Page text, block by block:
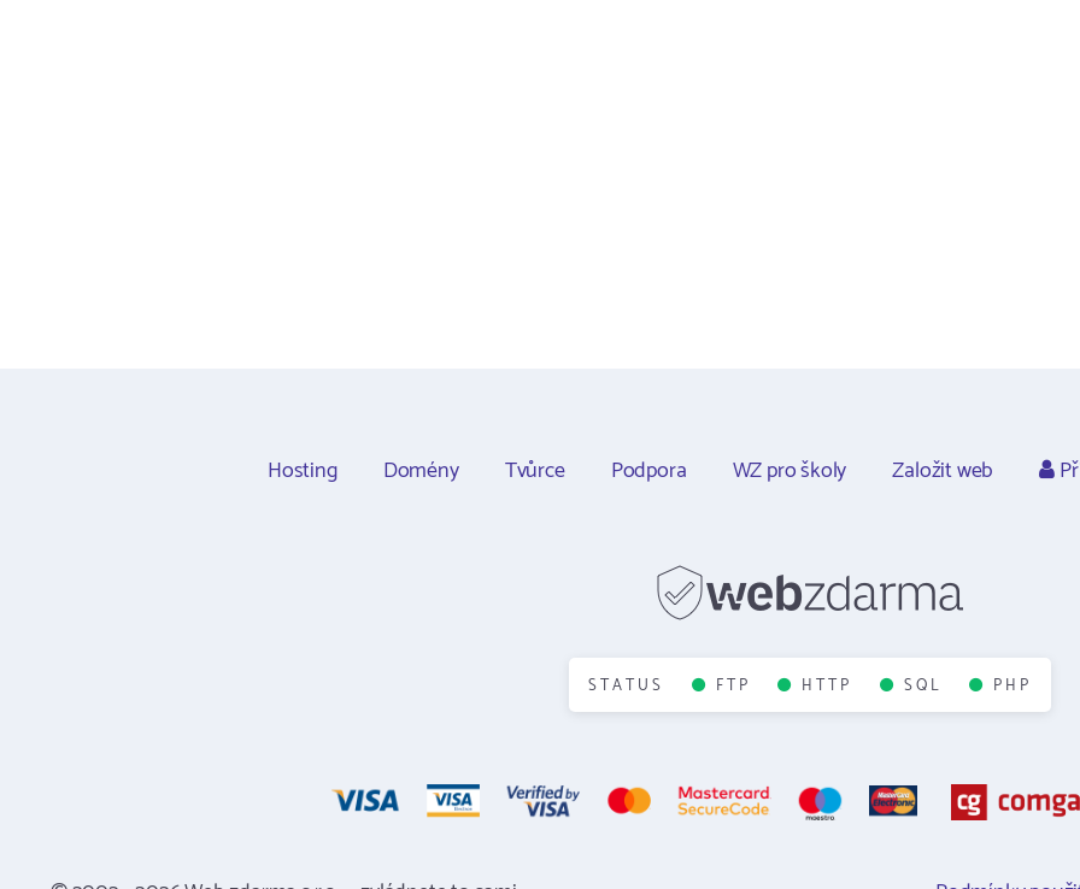
Hosting Domény Tvůrce Podpora WZ pro školy Založit web
STATUS FTP HTTP SQL PHP